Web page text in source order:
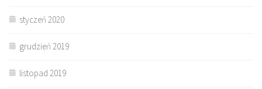
styczeń 2020
grudzień 2019
listopad 2019